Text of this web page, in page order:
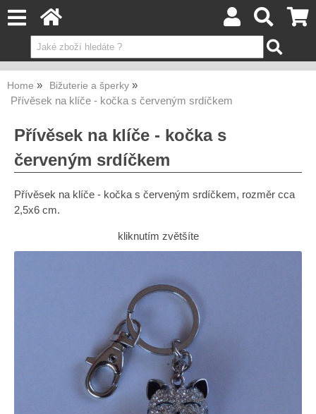
Home Bižuterie a šperky
Přívěsek na klíče - kočka s červeným srdíčkem
Přívěsek na klíče - kočka s
červeným srdíčkem
Přívěsek na klíče - kočka s červeným srdíčkem, rozměr cca
2,5x6 cm.
kliknutím zvětšíte